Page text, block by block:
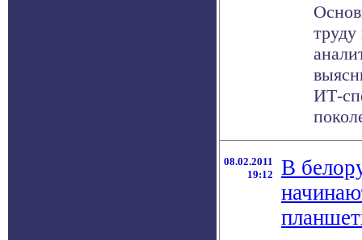
ИТ-
08.02.2011
19:12
В